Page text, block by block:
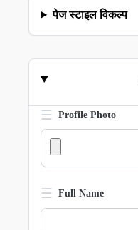
पेज स्टाइल विकल्प
☰ Profile Photo
☰ Full Name